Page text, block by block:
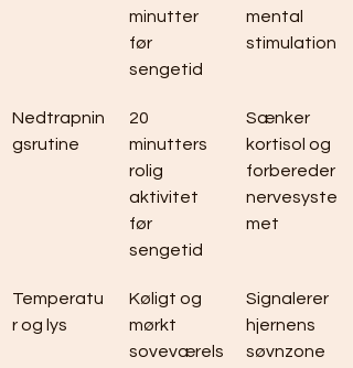
minutter
før
sengetid
mental
stimulation
Nedtrapnin
gsrutine
20
minutters
rolig
aktivitet
før
sengetid
Sænker
kortisol og
forbereder
nervesyste
met
Temperatu
r og lys
Køligt og
mørkt
soveværels
Signalerer
hjernens
søvnzone